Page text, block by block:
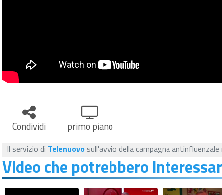
Condividi primo piano
Il servizio di Telenuovo sull'avvio della campagna
Video che potrebbero